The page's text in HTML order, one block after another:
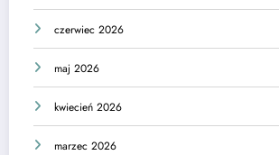
czerwiec 2026
maj 2026
kwiecień 2026
marzec 2026